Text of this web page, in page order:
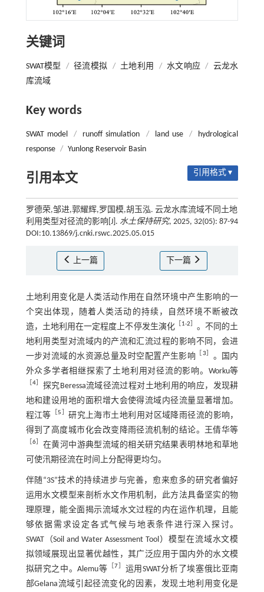
关键词
SWAT模型 / 径流模拟 / 土地利用 / 水文响应 / 云龙水
库流域
Key words
SWAT model / runoff simulation / land use /
hydrological
response / Yunlong Reservoir Basin
引用本文 引用格式 ▾
罗德荣,邹进,郭耀辉,罗国模,胡玉泓. 云龙水库流域不同土地
利用类型对径流的影响[J]. 水土保持研究, 2025, 32(05): 87-94
DOI:10.13869/j.cnki.rswc.2025.05.015
上一篇 下一篇
土地利用变化是人类活动作用在自然环境中产生影响的一
个突出体现，随着人类活动的持续，自然环境不断被改
造，土地利用在一定程度上不停发生演化 ［1-2］ 。不同的土
地利用类型对流域内的产流和汇流过程的影响不同，会进
一步对流域的水资源总量及时空配置产生影响
［3］ 。国内
外众多学者相继探索了土地利用对径流的影响。Worku等
［4］ 探究Beressa流域径流过程对土地利用的响应，发现耕
地和建设用地的面积增大会使得流域内径流量显著增加。
程江等 ［5］研究上海市土地利用对区域降雨径流的影响，
得到了高度城市化会改变降雨径流机制的结论。王倩华等
［6］ 在黄河中游典型流域的相关研究结果表明林地和草地
可使汛期径流在时间上分配得更均匀。
伴随“3S”技术的持续进步与完善，愈来愈多的研究者偏好
运用水文模型来剖析水文作用机制，此方法具备坚实的物
理原理，能全面揭示流域水文过程的内在运作机理，且能
够依据需求设定各式气候与地表条件进行深入探讨。
SWAT（Soil and Water Assessment Tool）模型在流域水文模
拟领域展现出显著优越性，其广泛应用于国内外的水文模
拟研究之中。Alemu等 ［7］ 运用SWAT分析了埃塞俄比亚南
部Gelana流域引起径流变化的因素，发现土地利用变化是